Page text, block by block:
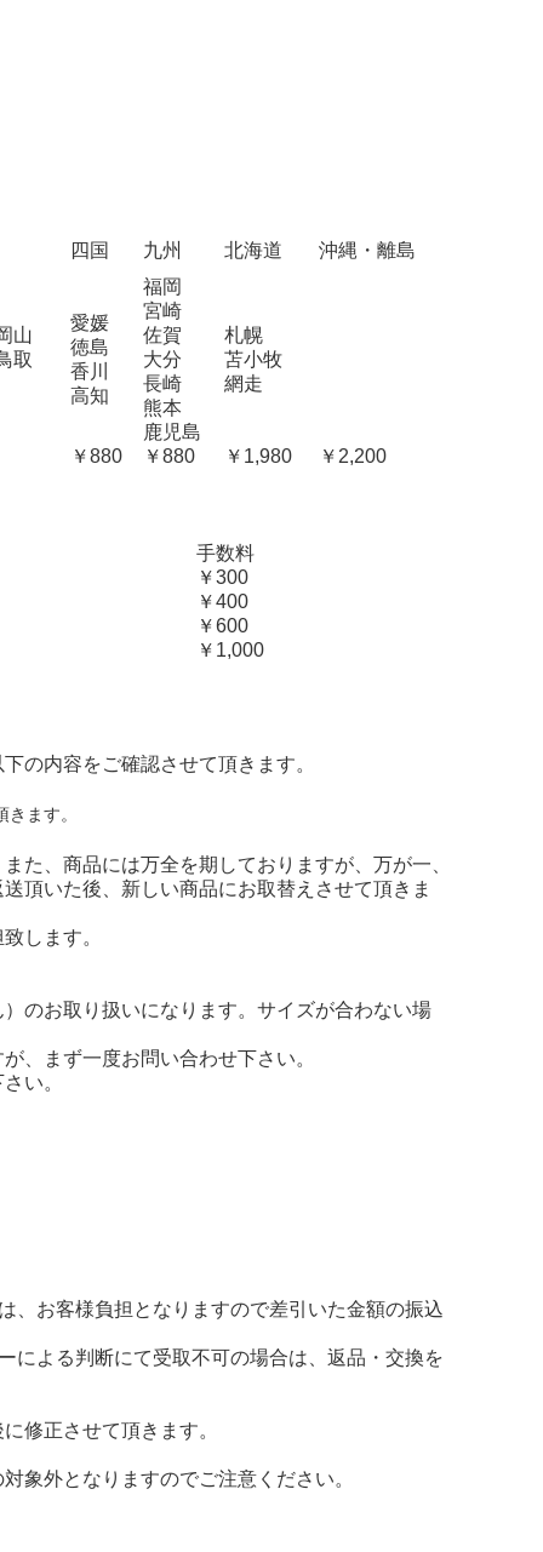
四国 九州 北海道 沖縄・離島
山
取
愛媛
徳島
香川
高知
福岡
宮崎
佐賀
大分
長崎
熊本
鹿児島
札幌
苫小牧
網走
￥880 ￥880 ￥1,980 ￥2,200
手数料
￥300
￥400
￥600
￥1,000
の内容をご確認させて頂きます。
ます。
た、商品には万全を期しておりますが、万が一、
頂いた後、新しい商品にお取替えさせて頂きま
します。
のお取り扱いになります。サイズが合わない場
、まず一度お問い合わせ下さい。
い。
、お客様負担となりますので差引いた金額の振込
による判断にて受取不可の場合は、返品・交換を
修正させて頂きます。
象外となりますのでご注意ください。